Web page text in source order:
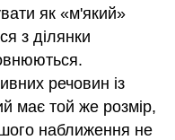
як «м'який»
з ділянки
речовин із
має той же розмір,
наближення не